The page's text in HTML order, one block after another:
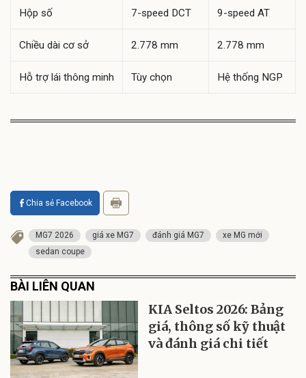
Hộp số 7-speed DCT 9-speed AT
Chiều dài cơ sở 2.778 mm 2.778 mm
Hỗ trợ lái thông minh Tùy chọn Hệ thống NGP
Chia sẻ Facebook
MG7 2026 giá xe MG7 đánh giá MG7
xe MG mới
sedan coupe
BÀI LIÊN QUAN
KIA Seltos 2026: Bảng
giá, thông số kỹ thuật
và đánh giá chi tiết